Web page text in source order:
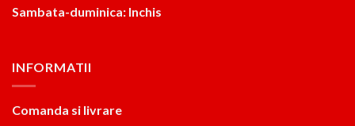
Sambata-duminica: Inchis
INFORMATII
Comanda si livrare